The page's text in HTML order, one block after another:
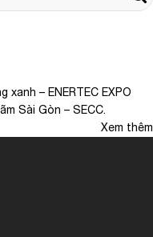
– ENERTEC EXPO
Sài Gòn – SECC.
Xem thêm